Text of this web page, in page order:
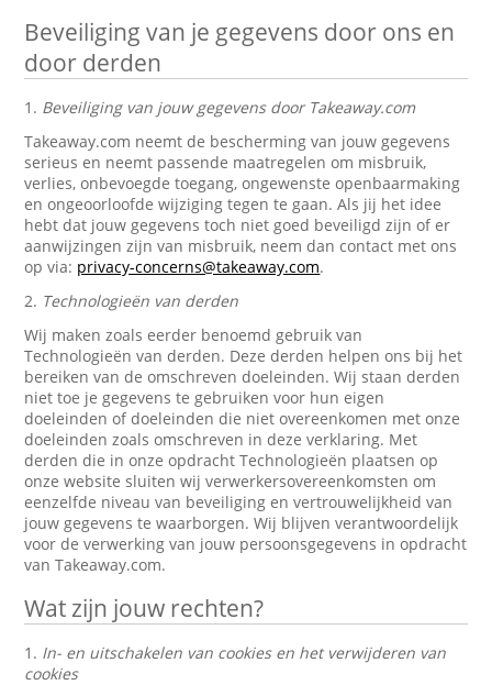
Beveiliging van je gegevens door ons en
door derden
1. Beveiliging van jouw gegevens door Takeaway.com
Takeaway.com neemt de bescherming van jouw gegevens
serieus en neemt passende maatregelen om misbruik,
verlies, onbevoegde toegang, ongewenste openbaarmaking
en ongeoorloofde wijziging tegen te gaan. Als jij het idee
hebt dat jouw gegevens toch niet goed beveiligd zijn of er
aanwijzingen zijn van misbruik, neem dan contact met ons
op via: privacy-concerns@takeaway.com.
2. Technologieën van derden
Wij maken zoals eerder benoemd gebruik van
Technologieën van derden. Deze derden helpen ons bij het
bereiken van de omschreven doeleinden. Wij staan derden
niet toe je gegevens te gebruiken voor hun eigen
doeleinden of doeleinden die niet overeenkomen met onze
doeleinden zoals omschreven in deze verklaring. Met
derden die in onze opdracht Technologieën plaatsen op
onze website sluiten wij verwerkersovereenkomsten om
eenzelfde niveau van beveiliging en vertrouwelijkheid van
jouw gegevens te waarborgen. Wij blijven verantwoordelijk
voor de verwerking van jouw persoonsgegevens in opdracht
van Takeaway.com.
Wat zijn jouw rechten?
1. In- en uitschakelen van cookies en het verwijderen van
cookies